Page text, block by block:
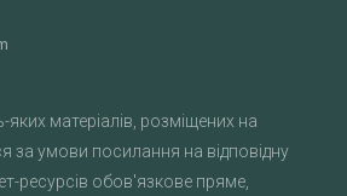
матеріалів, розміщених на
за умови посилання на відповідну
ресурсів обов'язкове пряме,